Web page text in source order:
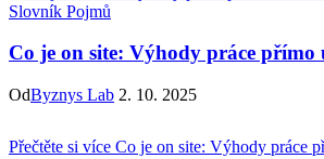
Slovník Pojmů
Co je on site: Výhody práce přímo
OdByznys Lab 2. 10. 2025
Přečtěte si více Co je on site: Výhody práce